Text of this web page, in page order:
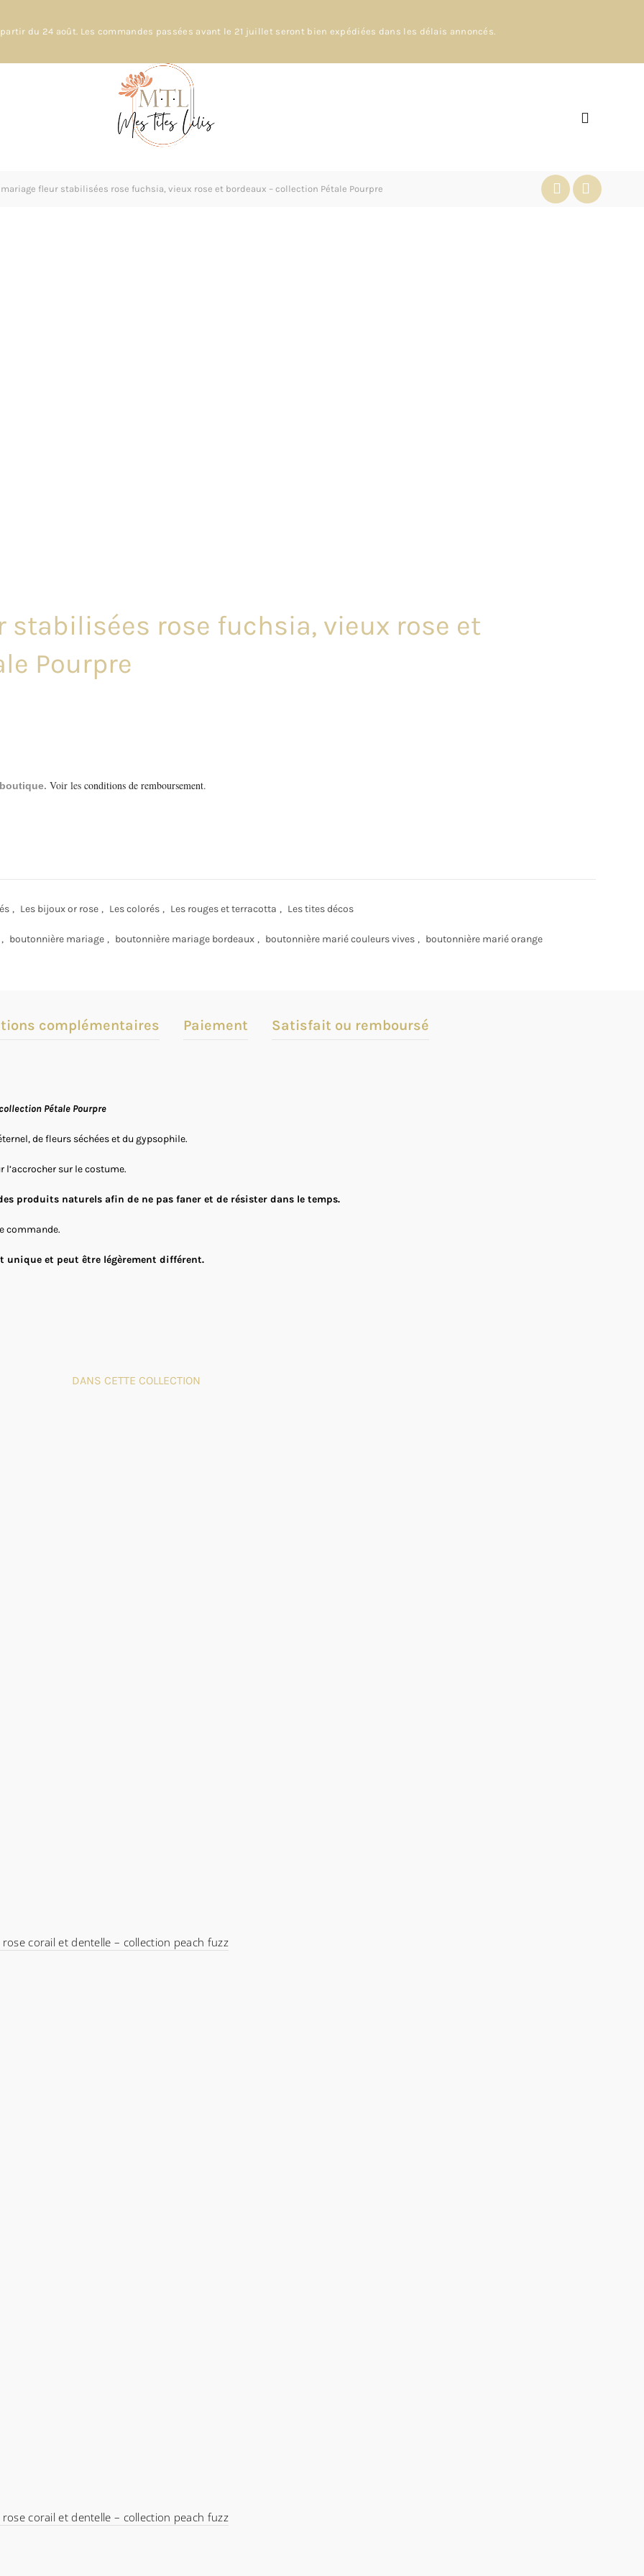
du 24 août. Les commandes passées avant le 21 juillet seront bien expédiées dans les délais annoncés.
fleur stabilisées rose fuchsia, vieux rose et bordeaux – collection Pétale Pourpre
rose fuchsia, vieux rose et
Pourpre
Voir les conditions de remboursement.
, Les bijoux or rose , Les colorés , Les rouges et terracotta , Les tites décos
, boutonnière mariage , boutonnière mariage bordeaux , boutonnière marié couleurs vives , boutonnière marié orange
complémentaires Paiement Satisfait ou remboursé
Pétale Pourpre
de fleurs séchées et du gypsophile.
sur le costume.
produits naturels afin de ne pas faner et de résister dans le temps.
commande.
unique et peut être légèrement différent.
DANS CETTE COLLECTION
corail et dentelle – collection peach fuzz
corail et dentelle – collection peach fuzz